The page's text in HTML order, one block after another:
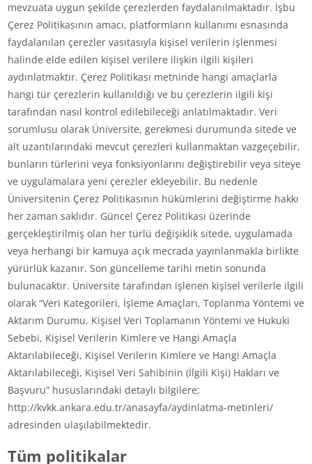
mevzuata uygun şekilde çerezlerden faydalanılmaktadır. İşbu
Çerez Politikasının amacı, platformların kullanımı esnasında
faydalanılan çerezler vasıtasıyla kişisel verilerin işlenmesi
halinde elde edilen kişisel verilere ilişkin ilgili kişileri
aydınlatmaktır. Çerez Politikası metninde hangi amaçlarla
hangi tür çerezlerin kullanıldığı ve bu çerezlerin ilgili kişi
tarafından nasıl kontrol edilebileceği anlatılmaktadır. Veri
sorumlusu olarak Üniversite, gerekmesi durumunda sitede ve
alt uzantılarındaki mevcut çerezleri kullanmaktan vazgeçebilir,
bunların türlerini veya fonksiyonlarını değiştirebilir veya siteye
ve uygulamalara yeni çerezler ekleyebilir. Bu nedenle
Üniversitenin Çerez Politikasının hükümlerini değiştirme hakkı
her zaman saklıdır. Güncel Çerez Politikası üzerinde
gerçekleştirilmiş olan her türlü değişiklik sitede, uygulamada
veya herhangi bir kamuya açık mecrada yayınlanmakla birlikte
yürürlük kazanır. Son güncelleme tarihi metin sonunda
bulunacaktır. Üniversite tarafından işlenen kişisel verilerle ilgili
olarak “Veri Kategorileri, İşleme Amaçları, Toplanma Yöntemi ve
Aktarım Durumu, Kişisel Veri Toplamanın Yöntemi ve Hukuki
Sebebi, Kişisel Verilerin Kimlere ve Hangi Amaçla
Aktarılabileceği, Kişisel Verilerin Kimlere ve Hangi Amaçla
Aktarılabileceği, Kişisel Veri Sahibinin (İlgili Kişi) Hakları ve
Başvuru” hususlarındaki detaylı bilgilere;
http://kvkk.ankara.edu.tr/anasayfa/aydinlatma-metinleri/
adresinden ulaşılabilmektedir.
Tüm politikalar